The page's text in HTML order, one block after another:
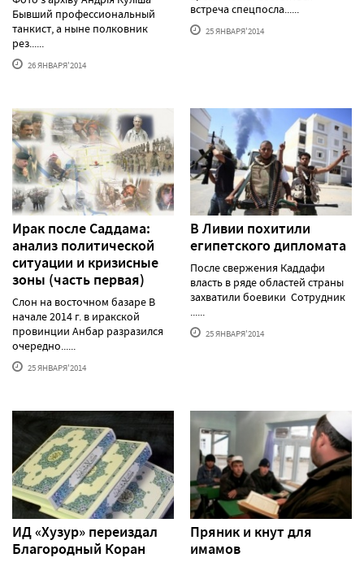
Бывший профессиональный
танкист, а ныне полковник
рез......
26 ЯНВАРЯ'2014
встреча спецпосла......
25 ЯНВАРЯ'2014
Ирак после Саддама:
анализ политической
ситуации и кризисные
зоны (часть первая)
Слон на восточном базаре В
начале 2014 г. в иракской
провинции Анбар разразился
очередно......
25 ЯНВАРЯ'2014
В Ливии похитили
египетского дипломата
После свержения Каддафи
власть в ряде областей страны
захватили боевики Сотрудник
......
25 ЯНВАРЯ'2014
ИД «Хузур» переиздал
Благородный Коран
Пряник и кнут для
имамов